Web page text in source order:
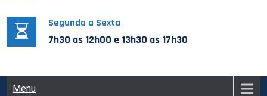
Segunda a Sexta
7h30 as 12h00 e 13h30 as 17h30
Menu